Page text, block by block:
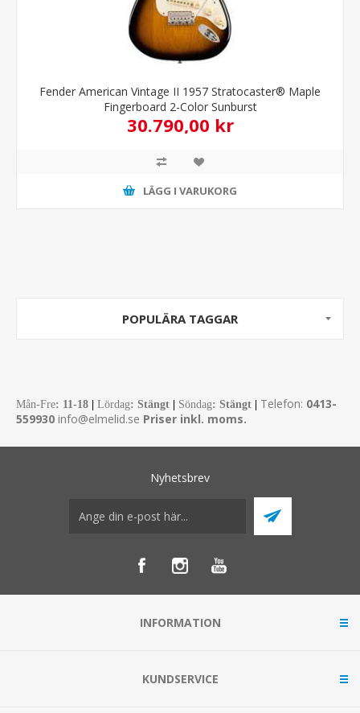
Fender American Vintage II 1957 Stratocaster® Maple
Fingerboard 2-Color Sunburst
30.790,00 kr
LÄGG I VARUKORG
POPULÄRA TAGGAR
Mån-Fre: 11-18 | Lördag: Stängt | Söndag: Stängt | Telefon: 0413-
559930 info@elmelid.se Priser inkl. moms.
Nyhetsbrev
INFORMATION
KUNDSERVICE